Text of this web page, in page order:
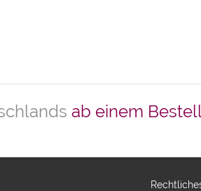
ab einem